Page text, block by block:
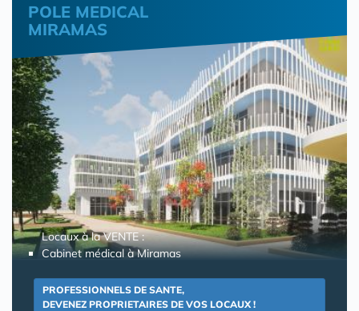
POLE MEDICAL
MIRAMAS
Locaux à la VENTE :
Cabinet médical à Miramas
PROFESSIONNELS DE SANTE,
DEVENEZ PROPRIETAIRES DE VOS LOCAUX !